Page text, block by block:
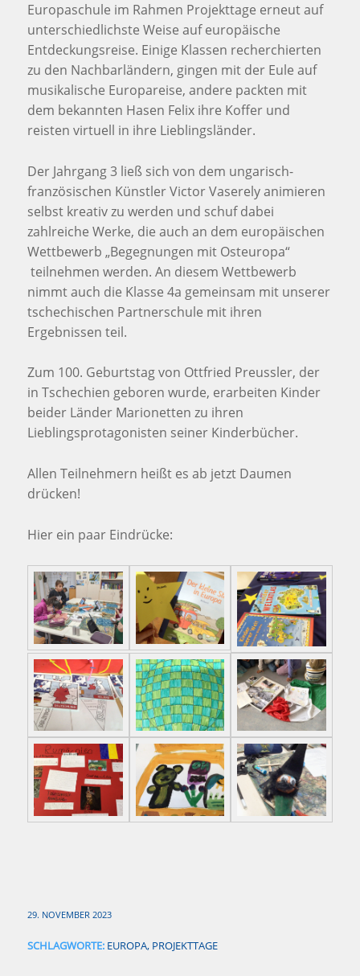
Europaschule im Rahmen Projekttage erneut auf
unterschiedlichste Weise auf europäische
Entdeckungsreise. Einige Klassen recherchierten
zu den Nachbarländern, gingen mit der Eule auf
musikalische Europareise, andere packten mit
dem bekannten Hasen Felix ihre Koffer und
reisten virtuell in ihre Lieblingsländer.
Der Jahrgang 3 ließ sich von dem ungarisch-
französischen Künstler Victor Vaserely animieren
selbst kreativ zu werden und schuf dabei
zahlreiche Werke, die auch an dem europäischen
Wettbewerb „Begegnungen mit Osteuropa“
teilnehmen werden. An diesem Wettbewerb
nimmt auch die Klasse 4a gemeinsam mit unserer
tschechischen Partnerschule mit ihren
Ergebnissen teil.
Zum 100. Geburtstag von Ottfried Preussler, der
in Tschechien geboren wurde, erarbeiten Kinder
beider Länder Marionetten zu ihren
Lieblingsprotagonisten seiner Kinderbücher.
Allen Teilnehmern heißt es ab jetzt Daumen
drücken!
Hier ein paar Eindrücke:
29. NOVEMBER 2023
SCHLAGWORTE: EUROPA, PROJEKTTAGE